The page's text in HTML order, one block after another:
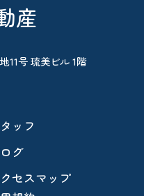
産
11号 琉美ビル 1階
ッフ
グ
セスマップ